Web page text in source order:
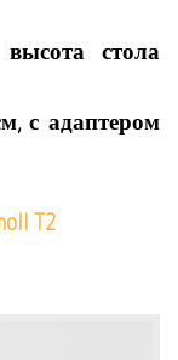
стола
с адаптером
T2